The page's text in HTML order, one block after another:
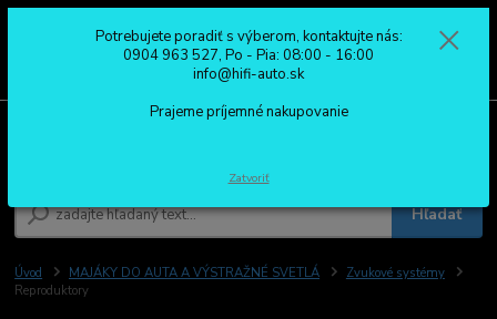
Hľadať
0904 963 527
Po - Pia: 08:00 - 16:00
Úvod MAJÁKY DO AUTA A VÝSTRAŽNÉ SVETLÁ
Zvukové systémy
Reproduktory
Potrebujete poradiť s výberom, kontaktujte nás:
0904 963 527, Po - Pia: 08:00 - 16:00
info@hifi-auto.sk
Prajeme príjemné nakupovanie
Zatvoriť